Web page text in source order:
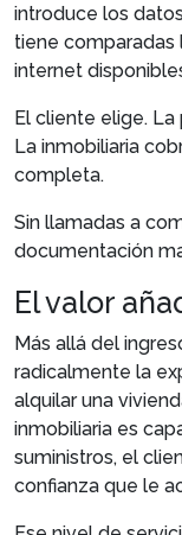
introduce los
tiene comparadas
internet
El cliente elige.
La inmobiliaria
completa.
Sin llamadas a
documentación
El valor
Más allá del
radicalmente la
alquilar una
inmobiliaria es
suministros, el
confianza que le